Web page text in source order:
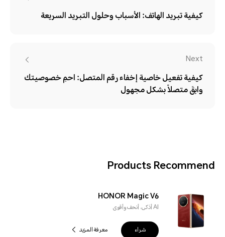
كيفية تبريد الهاتف: الأسباب وحلول التبريد السريعة
Next
كيفية تفعيل خاصية إخفاء رقم المتصل: احمِ خصوصيتك
وابقَ متصلاً بشكل مجهول
Products Recommend
HONOR Magic V6
AI أذكى، أنحف وأقوى
شراء معرفة المزيد